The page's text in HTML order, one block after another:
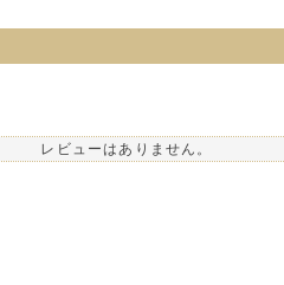
レビューはありません。